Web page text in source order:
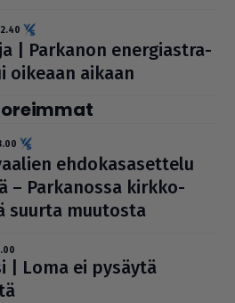
| Parkanon ener­gi­ast­ra­
oikeaan aikaan
ehdo­ka­sa­set­telu
– Par­ka­nossa kirk­ko­
suurta muutosta
| Loma ei pysäytä